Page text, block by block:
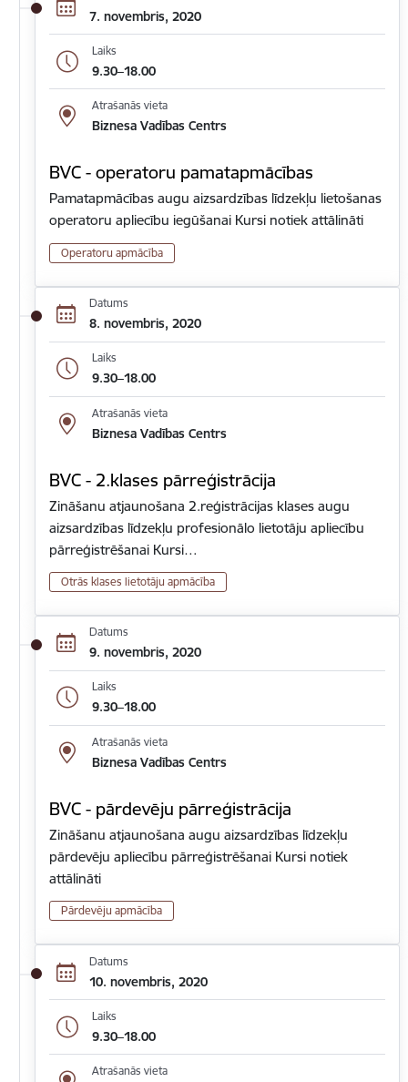
7. novembris, 2020
Laiks
9.30–18.00
Atrašanās vieta
Biznesa Vadības Centrs
BVC - operatoru pamatapmācības
Pamatapmācības augu aizsardzības līdzekļu lietošanas
operatoru apliecību iegūšanai Kursi notiek attālināti
Operatoru apmācība
Datums
8. novembris, 2020
Laiks
9.30–18.00
Atrašanās vieta
Biznesa Vadības Centrs
BVC - 2.klases pārreģistrācija
Zināšanu atjaunošana 2.reģistrācijas klases augu
aizsardzības līdzekļu profesionālo lietotāju apliecību
pārreģistrēšanai Kursi…
Otrās klases lietotāju apmācība
Datums
9. novembris, 2020
Laiks
9.30–18.00
Atrašanās vieta
Biznesa Vadības Centrs
BVC - pārdevēju pārreģistrācija
Zināšanu atjaunošana augu aizsardzības līdzekļu
pārdevēju apliecību pārreģistrēšanai Kursi notiek
attālināti
Pārdevēju apmācība
Datums
10. novembris, 2020
Laiks
9.30–18.00
Atrašanās vieta